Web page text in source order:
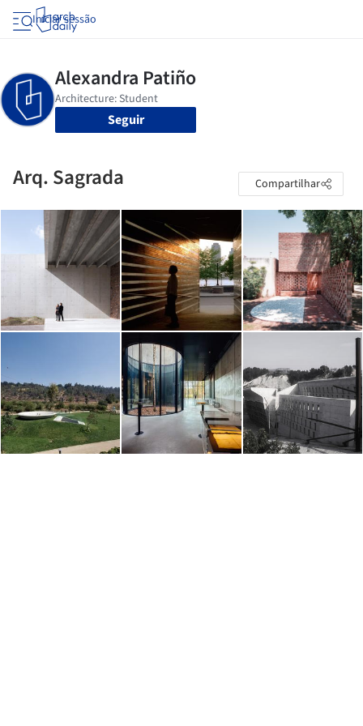
Iniciar sessão
Seguir
Arq. Sagrada Compartilhar